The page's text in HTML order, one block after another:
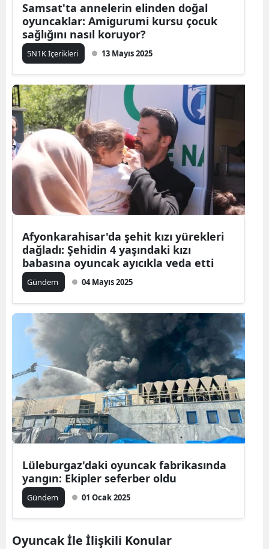
Samsat'ta annelerin elinden doğal
oyuncaklar: Amigurumi kursu çocuk
sağlığını nasıl koruyor?
5N1K İçerikleri 13 Mayıs 2025
Afyonkarahisar'da şehit kızı yürekleri
dağladı: Şehidin 4 yaşındaki kızı
babasına oyuncak ayıcıkla veda etti
Gündem 04 Mayıs 2025
Lüleburgaz'daki oyuncak fabrikasında
yangın: Ekipler seferber oldu
Gündem 01 Ocak 2025
Oyuncak İle İlişkili Konular